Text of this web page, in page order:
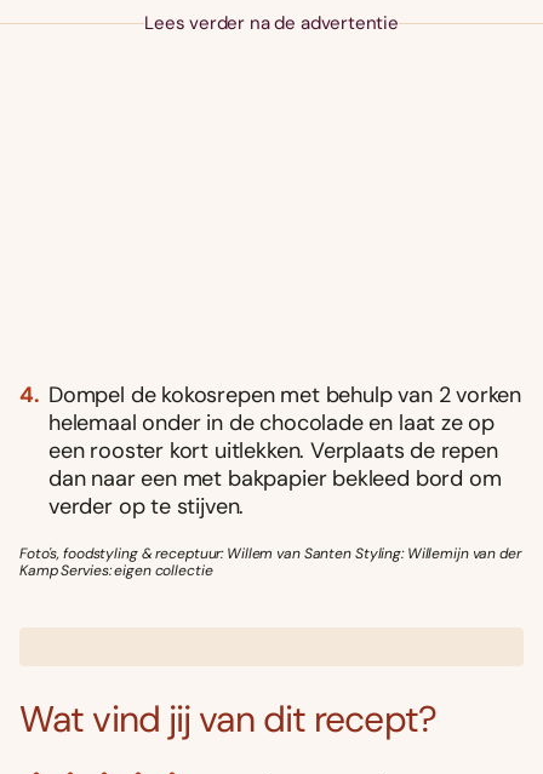
Lees verder na de advertentie
Dompel de kokosrepen met behulp van 2 vorken
helemaal onder in de chocolade en laat ze op
een rooster kort uitlekken. Verplaats de repen
dan naar een met bakpapier bekleed bord om
verder op te stijven.
Foto's, foodstyling & receptuur: Willem van Santen Styling: Willemijn van der
Kamp Servies: eigen collectie
Wat vind jij van dit recept?